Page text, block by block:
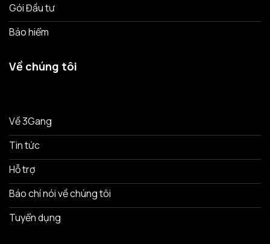
Gói Đầu tư
Bảo hiểm
Về chúng tôi
Về 3Gang
Tin tức
Hỗ trợ
Báo chí nói về chúng tôi
Tuyển dụng